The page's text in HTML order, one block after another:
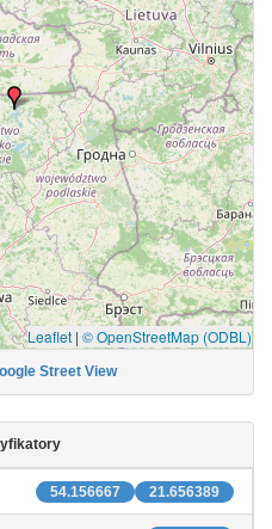
Leaflet | © OpenStreetMap (ODBL)
Street View
21.656389
54.156667